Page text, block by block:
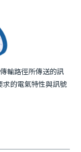
輸路徑所傳送的訊
的電氣特性與訊號